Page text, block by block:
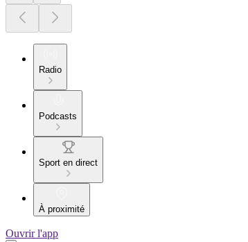
Radio
Podcasts
Sport en direct
À proximité
Ouvrir l'app